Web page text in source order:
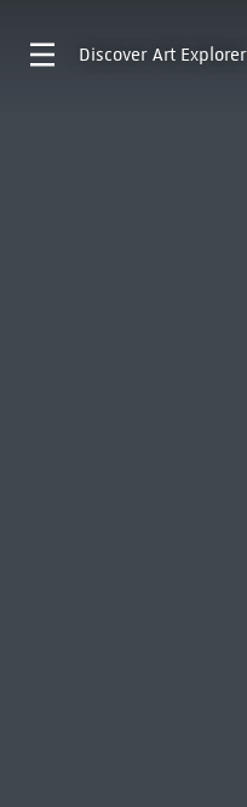
Discover Art Explorer